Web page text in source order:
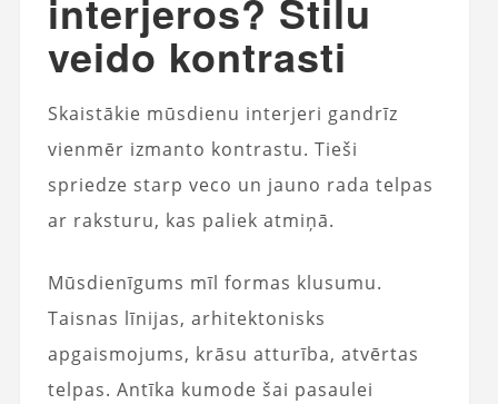
interjeros? Stilu
veido kontrasti
Skaistākie mūsdienu interjeri gandrīz
vienmēr izmanto kontrastu. Tieši
spriedze starp veco un jauno rada telpas
ar raksturu, kas paliek atmiņā.
Mūsdienīgums mīl formas klusumu.
Taisnas līnijas, arhitektonisks
apgaismojums, krāsu atturība, atvērtas
telpas. Antīka kumode šai pasaulei